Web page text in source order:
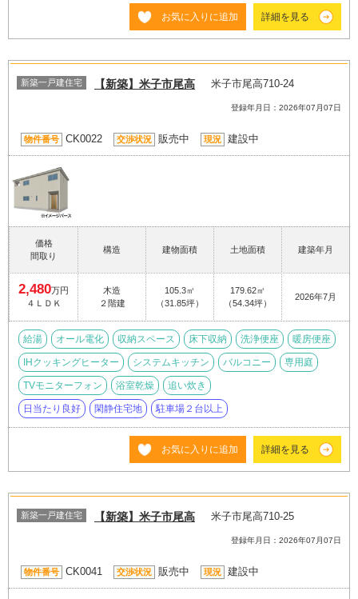
お気に入りに追加 詳細を見る
新築一戸建住宅 【新築】米子市尾高 米子市尾高710-24
登録年月日：2026年07月07日
物件番号 CK0022 交渉状況 販売中 現況 建設中
価格
間取り
構造 建物面積 土地面積 建築年月
2,480万円
４ＬＤＫ
木造
２階建
105.3㎡
（31.85坪）
179.62㎡
（54.34坪）
2026年7月
給湯 オール電化 収納スペース 床下収納 洗浄便座 暖房便座
IHクッキングヒーター システムキッチン バルコニー 専用庭
TVモニターフォン 浴室乾燥 追い炊き
日当たり良好 閑静住宅地 駐車場２台以上
お気に入りに追加 詳細を見る
新築一戸建住宅 【新築】米子市尾高 米子市尾高710-25
登録年月日：2026年07月07日
物件番号 CK0041 交渉状況 販売中 現況 建設中